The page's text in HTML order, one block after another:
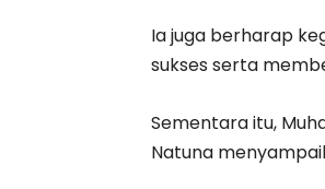
Ia juga berharap
sukses serta
Sementara itu,
Natuna